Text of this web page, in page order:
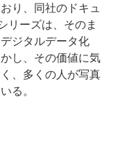
り、同社のドキュ
リーズは、そのま
ジタルデータ化
し、その価値に気
、多くの人が写真
る。